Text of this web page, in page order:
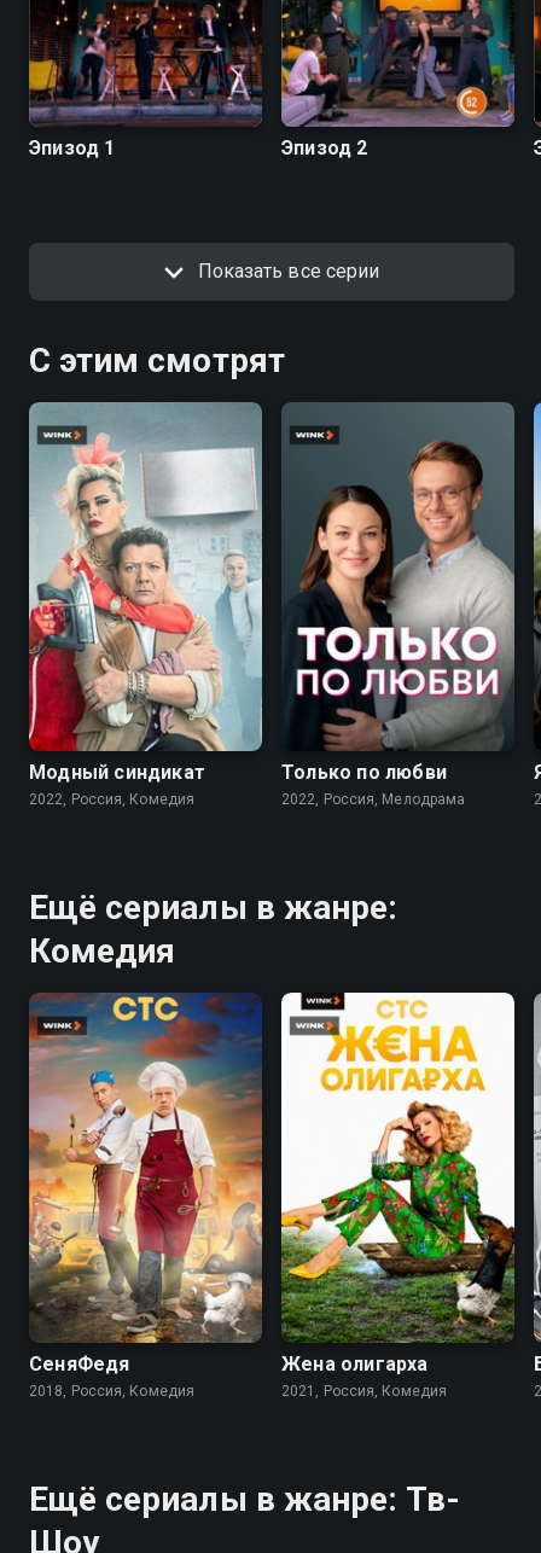
другими ведущими. Часть съёмочной группы шоу
«Дело было вечером» сформирована на основе
творческих кадров «Подмосковных вечеров»,
другая же часть — представлена креативной
командой канала СТС.
хорошем HD качестве на Смотрёшке
Эпизод 1 Эпизод 2
Показать все серии
С этим смотрят
7.6
Модный синдикат
2022, Россия, Комедия
Только по любви
2022, Россия, Мелодрама
Ещё сериалы в жанре:
Комедия
7.1 5.4
СеняФедя
2018, Россия, Комедия
7.6
Жена олигарха
2021, Россия, Комедия
Ещё сериалы в жанре: Тв-
Шоу